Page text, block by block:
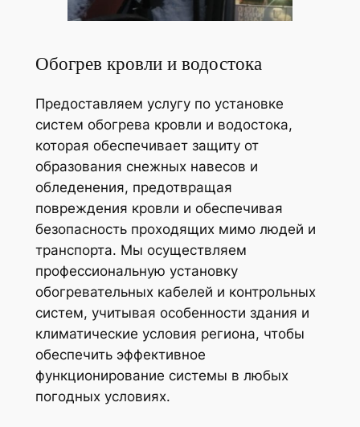
Обогрев кровли и водостока
Предоставляем услугу по установке
систем обогрева кровли и водостока,
которая обеспечивает защиту от
образования снежных навесов и
обледенения, предотвращая
повреждения кровли и обеспечивая
безопасность проходящих мимо людей и
транспорта. Мы осуществляем
профессиональную установку
обогревательных кабелей и контрольных
систем, учитывая особенности здания и
климатические условия региона, чтобы
обеспечить эффективное
функционирование системы в любых
погодных условиях.